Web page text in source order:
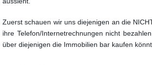
Zuerst schauen wir uns diejenigen an die
ihre Telefon/Internetrechnungen nicht
über diejenigen die Immobilien bar kaufen